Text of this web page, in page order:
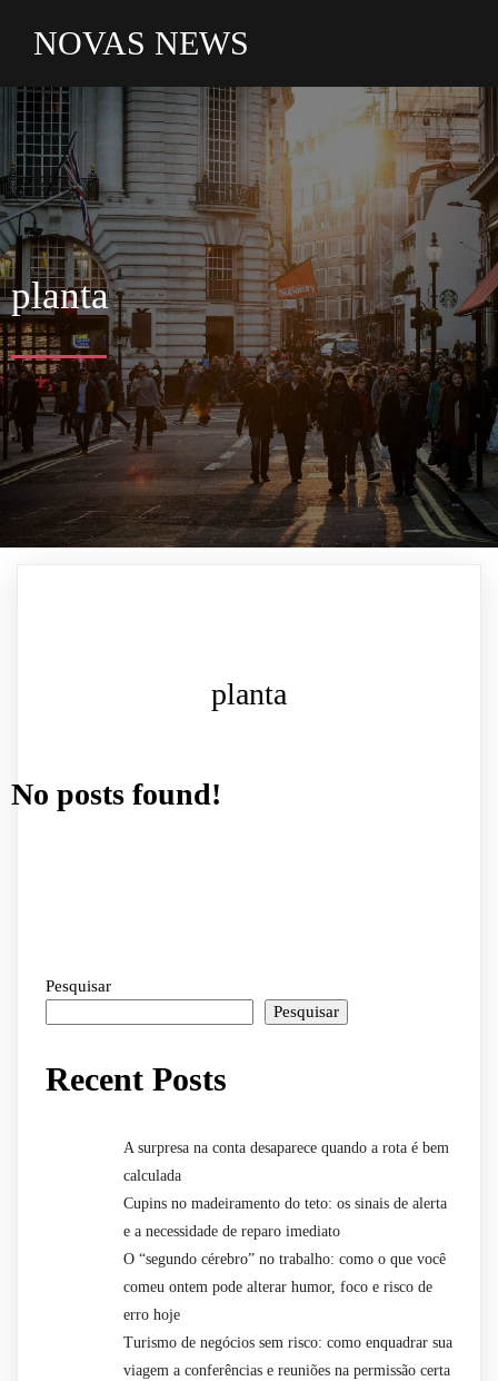
NOVAS NEWS
planta
planta
No posts found!
Pesquisar
Pesquisar
Recent Posts
A surpresa na conta desaparece quando a rota é bem
calculada
Cupins no madeiramento do teto: os sinais de alerta
e a necessidade de reparo imediato
O “segundo cérebro” no trabalho: como o que você
comeu ontem pode alterar humor, foco e risco de
erro hoje
Turismo de negócios sem risco: como enquadrar sua
viagem a conferências e reuniões na permissão certa